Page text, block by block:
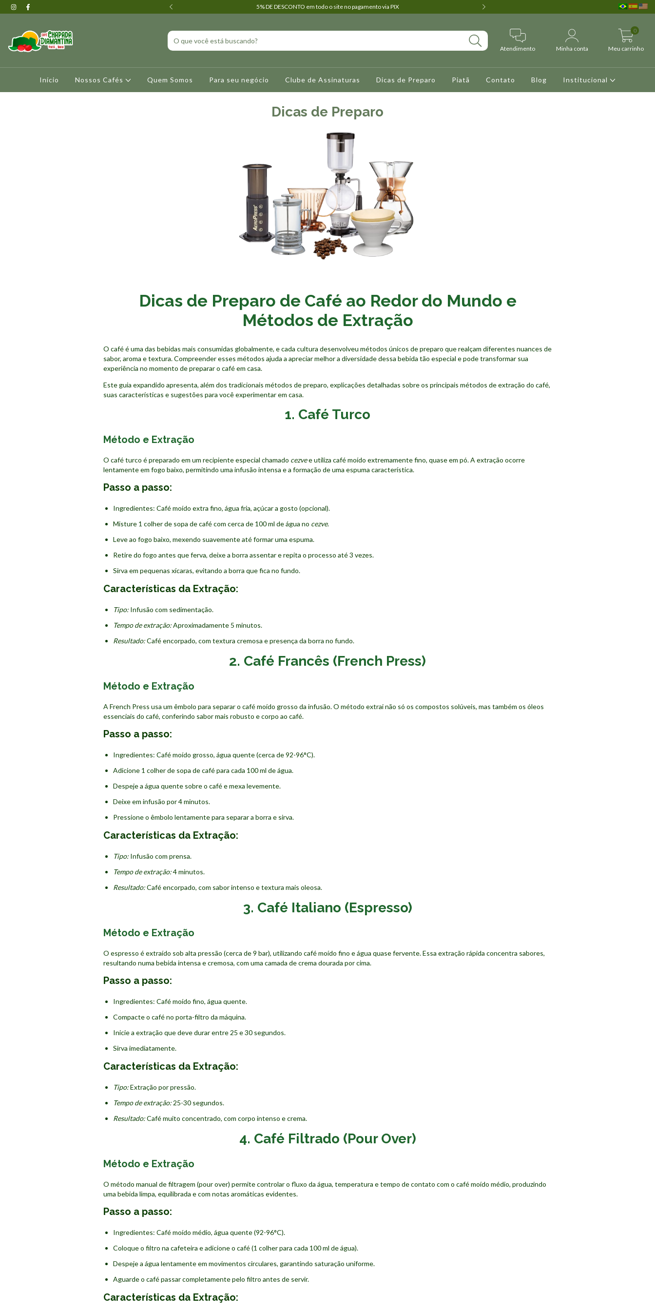
via PIX, em todos produtos. 5% DE DESCONTO em todo o site no pagamento via PIX 5% de deconto no pagamento
Atendimento Minha conta Meu carrinho
0
Início Nossos Cafés Quem Somos Para seu negócio Clube de Assinaturas Dicas de Preparo Piatã Contato Blog Institucional
Dicas de Preparo
Dicas de Preparo de Café ao Redor do Mundo e
Métodos de Extração
O café é uma das bebidas mais consumidas globalmente, e cada cultura desenvolveu métodos únicos de preparo que realçam diferentes nuances de
sabor, aroma e textura. Compreender esses métodos ajuda a apreciar melhor a diversidade dessa bebida tão especial e pode transformar sua
experiência no momento de preparar o café em casa.
Este guia expandido apresenta, além dos tradicionais métodos de preparo, explicações detalhadas sobre os principais métodos de extração do café,
suas características e sugestões para você experimentar em casa.
1. Café Turco
Método e Extração
O café turco é preparado em um recipiente especial chamado cezvee utiliza café moído extremamente fino, quase em pó. A extração ocorre
lentamente em fogo baixo, permitindo uma infusão intensa e a formação de uma espuma característica.
Passo a passo:
Ingredientes: Café moído extra fino, água fria, açúcar a gosto (opcional).
Misture 1 colher de sopa de café com cerca de 100 ml de água no cezve.
Leve ao fogo baixo, mexendo suavemente até formar uma espuma.
Retire do fogo antes que ferva, deixe a borra assentar e repita o processo até 3 vezes.
Sirva em pequenas xícaras, evitando a borra que fica no fundo.
Características da Extração:
Tipo: Infusão com sedimentação.
Tempo de extração:Aproximadamente 5 minutos.
Resultado:Café encorpado, com textura cremosa e presença da borra no fundo.
2. Café Francês (French Press)
Método e Extração
A French Press usa um êmbolo para separar o café moído grosso da infusão. O método extrai não só os compostos solúveis, mas também os óleos
essenciais do café, conferindo sabor mais robusto e corpo ao café.
Passo a passo:
Ingredientes: Café moído grosso, água quente (cerca de 92-96°C).
Adicione 1 colher de sopa de café para cada 100 ml de água.
Despeje a água quente sobre o café e mexa levemente.
Deixe em infusão por 4 minutos.
Pressione o êmbolo lentamente para separar a borra e sirva.
Características da Extração:
Tipo: Infusão com prensa.
Tempo de extração:4 minutos.
Resultado:Café encorpado, com sabor intenso e textura mais oleosa.
3. Café Italiano (Espresso)
Método e Extração
O espresso é extraído sob alta pressão (cerca de 9 bar), utilizando café moído fino e água quase fervente. Essa extração rápida concentra sabores,
resultando numa bebida intensa e cremosa, com uma camada de crema dourada por cima.
Passo a passo:
Ingredientes: Café moído fino, água quente.
Compacte o café no porta-filtro da máquina.
Inicie a extração que deve durar entre 25 e 30 segundos.
Sirva imediatamente.
Características da Extração:
Tipo:Extração por pressão.
Tempo de extração: 25-30 segundos.
Resultado:Café muito concentrado, com corpo intenso e crema.
4. Café Filtrado (Pour Over)
Método e Extração
O método manual de filtragem (pour over) permite controlar o fluxo da água, temperatura e tempo de contato com o café moído médio, produzindo
uma bebida limpa, equilibrada e com notas aromáticas evidentes.
Passo a passo:
Ingredientes: Café moído médio, água quente (92-96°C).
Coloque o filtro na cafeteira e adicione o café (1 colher para cada 100 ml de água).
Despeje a água lentamente em movimentos circulares, garantindo saturação uniforme.
Aguarde o café passar completamente pelo filtro antes de servir.
Características da Extração: